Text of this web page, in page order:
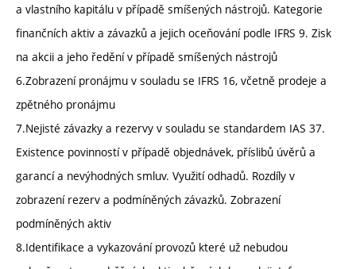
a vlastního kapitálu v případě smíšených nástrojů. Kategorie
finančních aktiv a závazků a jejich oceňování podle IFRS 9. Zisk
na akcii a jeho ředění v případě smíšených nástrojů
6.Zobrazení pronájmu v souladu se IFRS 16, včetně prodeje a
zpětného pronájmu
7.Nejisté závazky a rezervy v souladu se standardem IAS 37.
Existence povinností v případě objednávek, příslibů úvěrů a
garancí a nevýhodných smluv. Využití odhadů. Rozdíly v
zobrazení rezerv a podmíněných závazků. Zobrazení
podmíněných aktiv
8.Identifikace a vykazování provozů které už nebudou